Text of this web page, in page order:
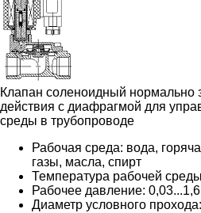
Клапан соленоидный нормально
действия с диафрагмой для
среды в трубопроводе
Рабочая среда: вода,
газы, масла, спирт
Температура рабочей
Рабочее давление:
Диаметр условного